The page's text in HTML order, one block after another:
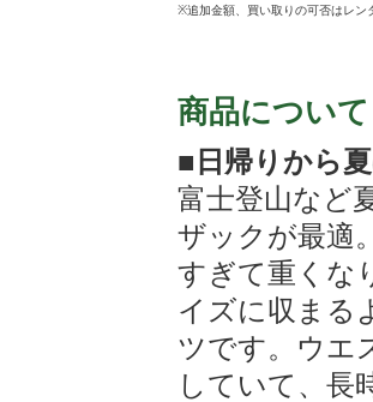
レンタル料金 3,500円
※追加金額、買い取りの可否は
レンタル商品をお気に入り
※追加金額、買い取りの可否はレン
商品について
■日帰りから
富士登山など
ザックが最適
すぎて重くな
イズに収まる
ツです。ウエ
していて、長